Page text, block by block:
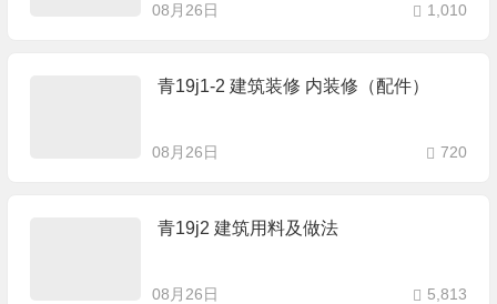
08月26日 1,010
青19j1-2 建筑装修 内装修（配件）
08月26日 720
青19j2 建筑用料及做法
08月26日 5,813